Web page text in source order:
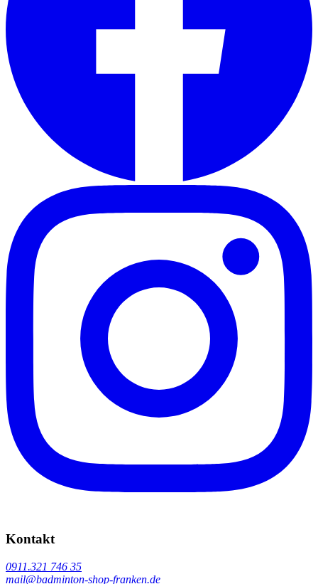
Kontakt
0911.321 746 35
mail@badminton-shop-franken.de